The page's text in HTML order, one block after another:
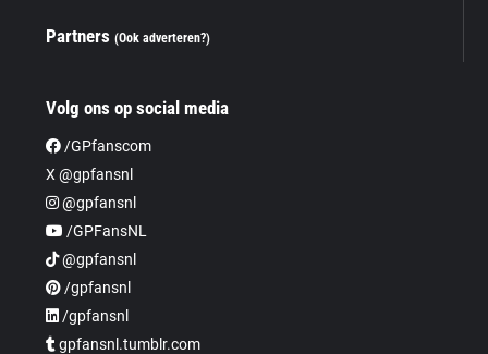
Partners(Ook adverteren?)
Volg ons op social media
/GPfanscom
X @gpfansnl
@gpfansnl
/GPFansNL
@gpfansnl
/gpfansnl
/gpfansnl
gpfansnl.tumblr.com